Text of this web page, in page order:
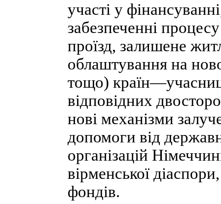
участі у
забезпеченні
проїзд, залишене
облаштування на
тощо)
відповідних
нові механізми
допомоги від
організацій
вірменської
фондів.